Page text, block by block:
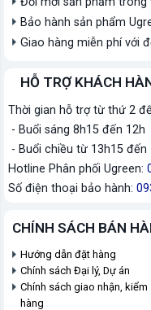
Bảo hành sản phẩm
Giao hàng miễn phí với
HỖ TRỢ KHÁCH
Thời gian hỗ trợ từ thứ 2
- Buổi sáng 8h15 đến 12h
- Buổi chiều từ 13h15
Hotline Phân phối Ugreen:
Số điện thoại bảo hành:
CHÍNH SÁCH BÁN
Hướng dẫn đặt hàng
Chính sách Đại lý, Dự án
Chính sách giao nhận, kiểm
hàng